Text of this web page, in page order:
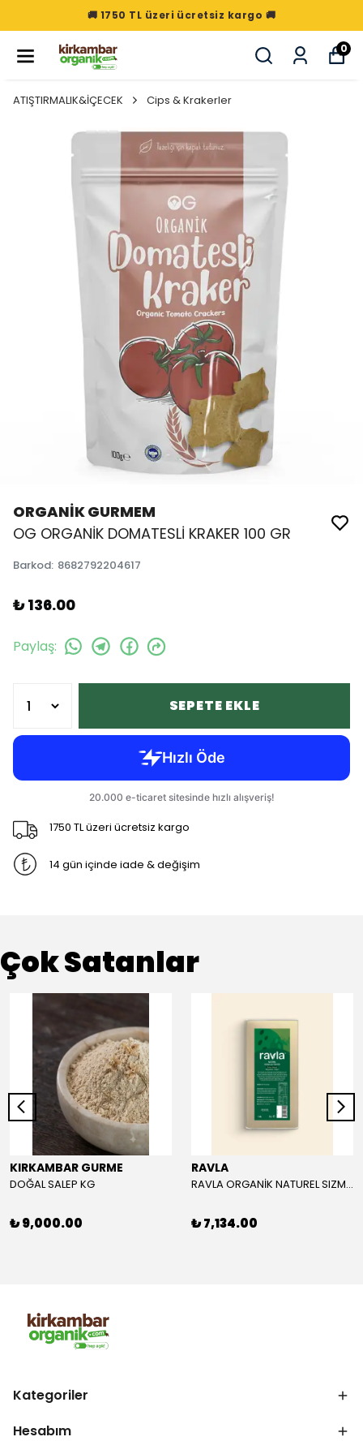
🚚 1750 TL üzeri ücretsiz kargo 🚚
0
ATIŞTIRMALIK&İÇECEK Cips & Krakerler
ORGANİK GURMEM
OG ORGANİK DOMATESLİ KRAKER 100 GR
Barkod: 8682792204617
₺ 136.00
Paylaş:
SEPETE EKLE
1750 TL üzeri ücretsiz kargo
14 gün içinde iade & değişim
Çok Satanlar
KIRKAMBAR GURME
DOĞAL SALEP KG
₺ 9,000.00
RAVLA
RAVLA ORGANİK NATUREL SIZMA ZEYTİNYAĞI 5L
₺ 7,134.00
Kategoriler
Hesabım